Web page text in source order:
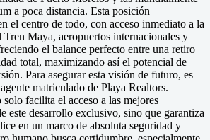
a poca distancia. Esta posición
el centro de todo, con acceso inmediato a la
Tren Maya, aeropuertos internacionales y
el balance perfecto entre una retiro
total, maximizando así el potencial de
Para asegurar esta visión de futuro, es
matriculado de Playa Realtors.
facilita el acceso a las mejores
este desarrollo exclusivo, sino que garantiza
en un marco de absoluta seguridad y